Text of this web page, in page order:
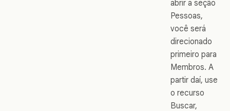
abrir a seção
Pessoas,
você será
direcionado
primeiro para
Membros. A
partir daí, use
o recurso
Buscar,